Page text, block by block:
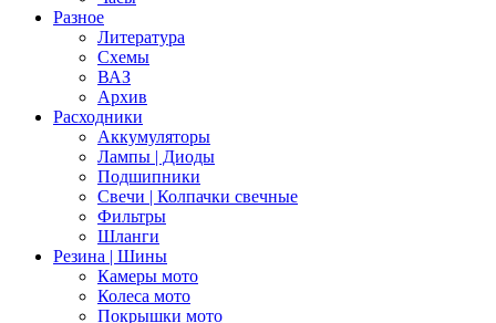
Разное
Литература
Схемы
ВАЗ
Архив
Расходники
Аккумуляторы
Лампы | Диоды
Подшипники
Свечи | Колпачки свечные
Фильтры
Шланги
Резина | Шины
Камеры мото
Колеса мото
Покрышки мото